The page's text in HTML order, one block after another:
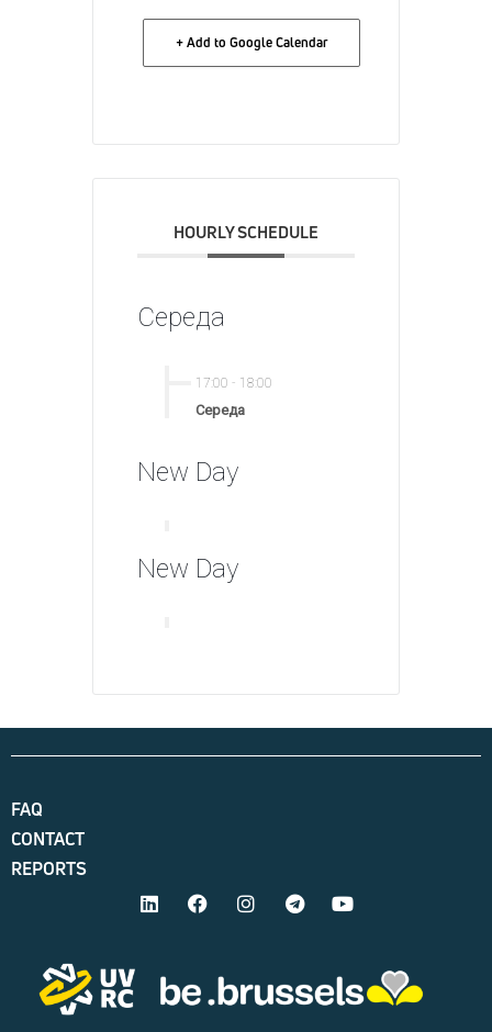
+ Add to Google Calendar
HOURLY SCHEDULE
Середа
17:00 - 18:00
Середа
New Day
New Day
FAQ
CONTACT
REPORTS